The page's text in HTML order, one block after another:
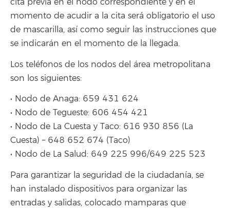
cita previa en el nodo correspondiente y en el
momento de acudir a la cita será obligatorio el uso
de mascarilla, así como seguir las instrucciones que
se indicarán en el momento de la llegada.
Los teléfonos de los nodos del área metropolitana
son los siguientes:
• Nodo de Anaga: 659 431 624
• Nodo de Tegueste: 606 454 421
• Nodo de La Cuesta y Taco: 616 930 856 (La
Cuesta) – 648 652 674 (Taco)
• Nodo de La Salud: 649 225 996/649 225 523
Para garantizar la seguridad de la ciudadanía, se
han instalado dispositivos para organizar las
entradas y salidas, colocado mamparas que